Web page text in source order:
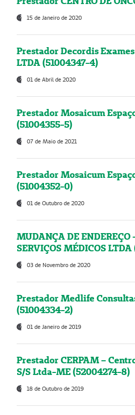
15 de Janeiro de 2020
Prestador Decordis
LTDA (51004347-4)
01 de Abril de 2020
Prestador Mosaicum
(51004355-5)
07 de Maio de 2021
Prestador Mosaicum
(51004352-0)
01 de Outubro de 2020
MUDANÇA DE ENDEREÇO
SERVIÇOS MÉDICOS
03 de Novembro de 2020
Prestador Medlife
(51004334-2)
01 de Janeiro de 2019
Prestador CERPAM –
S/S Ltda-ME (52004274-8)
18 de Outubro de 2019